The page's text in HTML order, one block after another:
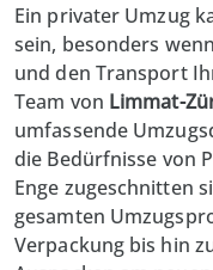
Ein privater Umzug
sein, besonders
und den Transport
Team von Limmat-
umfassende
die Bedürfnisse von
Enge zugeschnitten
gesamten
Verpackung bis hin